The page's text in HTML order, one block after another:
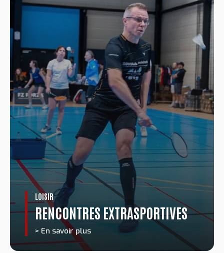
LOISIR
RENCONTRES EXTRASPORTIVES
> En savoir plus